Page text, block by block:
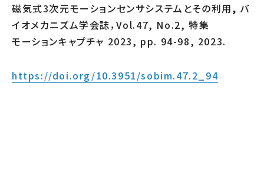
磁気式3次元モーションセンサシステムとその利用, バ
イオメカニズム学会誌，Vol.47, No.2, 特集
モーションキャプチャ 2023, pp. 94-98, 2023.
https://doi.org/10.3951/sobim.47.2_94